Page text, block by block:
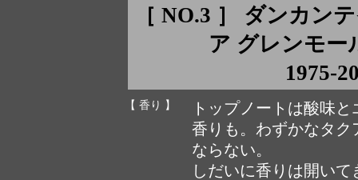
［ NO.3 ］ ダンカン
ア グレンモー
1975-
【 香り 】
トップノートは酸味
香りも。わずかなタ
ならない。
しだいに香りは開い